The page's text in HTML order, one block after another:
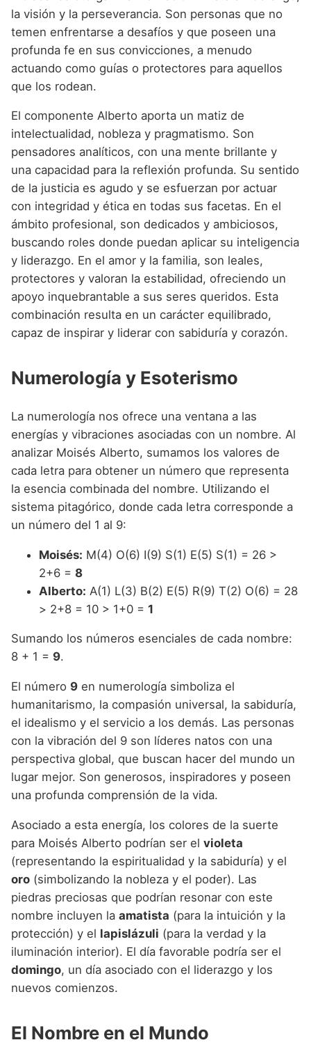
la visión y la perseverancia. Son personas que no
temen enfrentarse a desafíos y que poseen una
profunda fe en sus convicciones, a menudo
actuando como guías o protectores para aquellos
que los rodean.
El componente Alberto aporta un matiz de
intelectualidad, nobleza y pragmatismo. Son
pensadores analíticos, con una mente brillante y
una capacidad para la reflexión profunda. Su sentido
de la justicia es agudo y se esfuerzan por actuar
con integridad y ética en todas sus facetas. En el
ámbito profesional, son dedicados y ambiciosos,
buscando roles donde puedan aplicar su inteligencia
y liderazgo. En el amor y la familia, son leales,
protectores y valoran la estabilidad, ofreciendo un
apoyo inquebrantable a sus seres queridos. Esta
combinación resulta en un carácter equilibrado,
capaz de inspirar y liderar con sabiduría y corazón.
Numerología y Esoterismo
La numerología nos ofrece una ventana a las
energías y vibraciones asociadas con un nombre. Al
analizar Moisés Alberto, sumamos los valores de
cada letra para obtener un número que representa
la esencia combinada del nombre. Utilizando el
sistema pitagórico, donde cada letra corresponde a
un número del 1 al 9:
Moisés: M(4) O(6) I(9) S(1) E(5) S(1) = 26 >
2+6 = 8
Alberto: A(1) L(3) B(2) E(5) R(9) T(2) O(6) = 28
> 2+8 = 10 > 1+0 = 1
Sumando los números esenciales de cada nombre:
8 + 1 = 9.
El número 9 en numerología simboliza el
humanitarismo, la compasión universal, la sabiduría,
el idealismo y el servicio a los demás. Las personas
con la vibración del 9 son líderes natos con una
perspectiva global, que buscan hacer del mundo un
lugar mejor. Son generosos, inspiradores y poseen
una profunda comprensión de la vida.
Asociado a esta energía, los colores de la suerte
para Moisés Alberto podrían ser el violeta
(representando la espiritualidad y la sabiduría) y el
oro (simbolizando la nobleza y el poder). Las
piedras preciosas que podrían resonar con este
nombre incluyen la amatista (para la intuición y la
protección) y el lapislázuli (para la verdad y la
iluminación interior). El día favorable podría ser el
domingo, un día asociado con el liderazgo y los
nuevos comienzos.
El Nombre en el Mundo